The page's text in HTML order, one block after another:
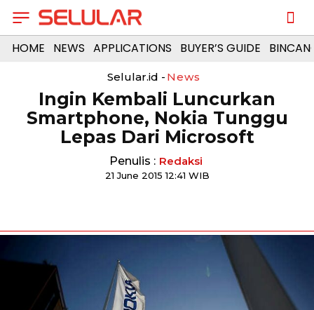
HOME NEWS APPLICATIONS BUYER’S GUIDE
Selular.id - News
Ingin Kembali Luncurkan
Smartphone, Nokia Tunggu
Lepas Dari Microsoft
Penulis : Redaksi
21 June 2015 12:41 WIB